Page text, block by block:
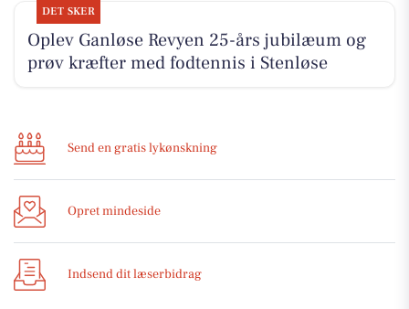
DET SKER
Oplev Ganløse Revyen 25-års jubilæum og
prøv kræfter med fodtennis i Stenløse
Send en gratis lykønskning
Opret mindeside
Indsend dit læserbidrag